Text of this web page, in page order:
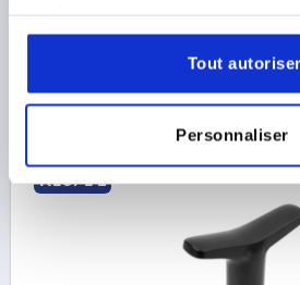
Tout autoriser
Personnaliser
K1871 L